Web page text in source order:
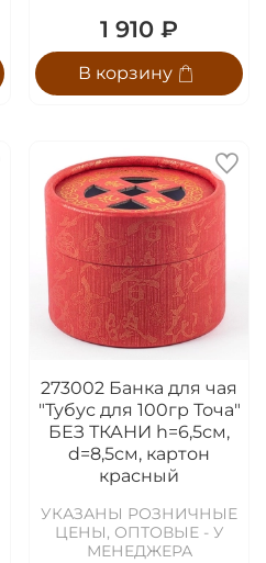
1 910 ₽
В корзину
273002 Банка для чая
"Тубус для 100гр Точа"
БЕЗ ТКАНИ h=6,5см,
d=8,5см, картон
красный
УКАЗАНЫ РОЗНИЧНЫЕ
ЦЕНЫ, ОПТОВЫЕ - У
МЕНЕДЖЕРА